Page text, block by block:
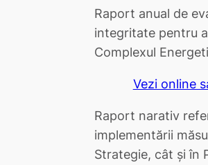
Raport anual de
integritate pentru
Complexul
Vezi online
Raport narativ
implementării
Strategie, cât și în